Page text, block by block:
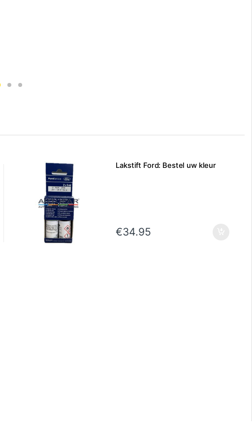
Lakstift Ford: Bestel uw kleur
€34.95